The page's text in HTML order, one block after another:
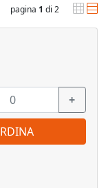
pagina 1 di 2
+